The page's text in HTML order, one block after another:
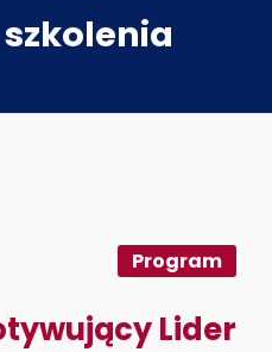
Program
Lider